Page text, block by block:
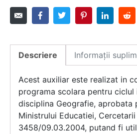
Descriere Informații
Acest auxiliar este realizat in
programa scolara pentru ciclul
disciplina Geografie, aprobata
Ministrului Educatiei,
3458/09.03.2004, putand fi